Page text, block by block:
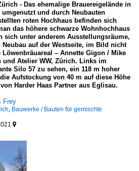
(ohne Hochhäuser)
Kneipen u Bars
Verkehr
- Das ehemalige Brauereigelände in
und durch Neubauten
roten Hochhaus befinden sich
das höhere schwarze Wohnhochhaus
sich unter anderem Ausstellungsräume,
auf der Westseite, im Bild nicht
– Annette Gigon / Mike
und Atelier WW, Zürich. Links im
Silo 57 zu sehen, ein 118 m hoher
Aufstockung von 40 m auf diese Höhe
Harder Haas Partner aus Eglisau.
Frey
, Bauwerke / Bauten für gemischte
